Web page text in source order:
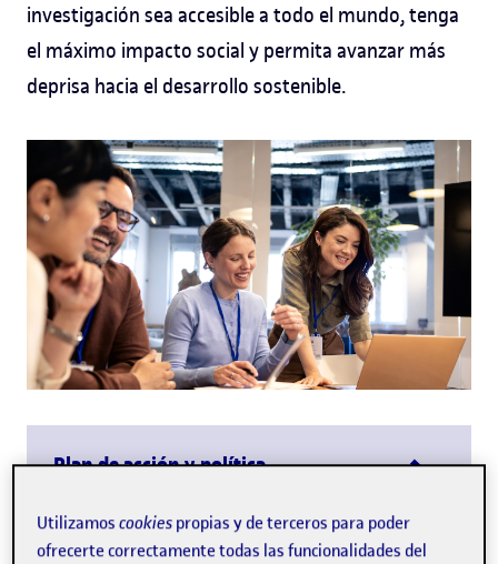
investigación sea accesible a todo el mundo, tenga
el máximo impacto social y permita avanzar más
deprisa hacia el desarrollo sostenible.
Plan de acción y política
Utilizamoscookies propias y de terceros para poder
ofrecerte correctamente todas las funcionalidades del